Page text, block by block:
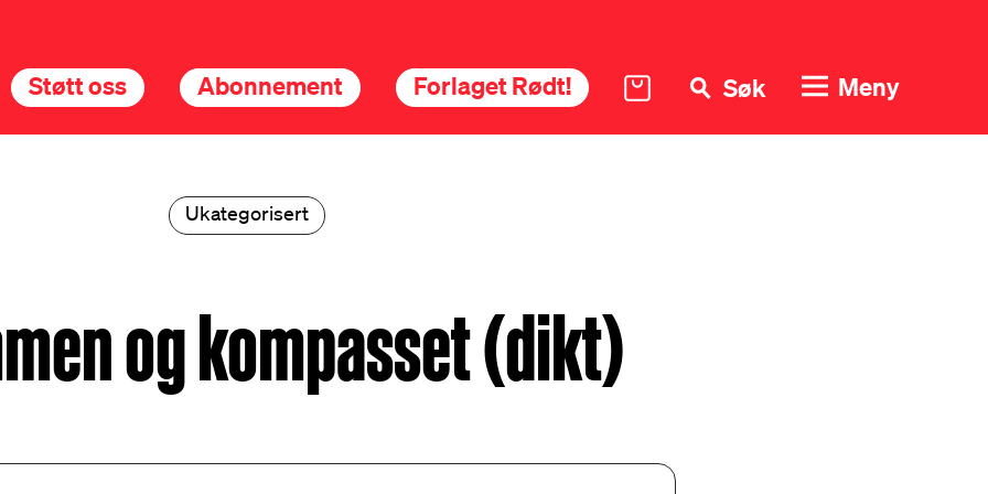
Støtt oss Abonnement Forlaget Rødt! Søk Meny
Ukategorisert
og kompasset (dikt)